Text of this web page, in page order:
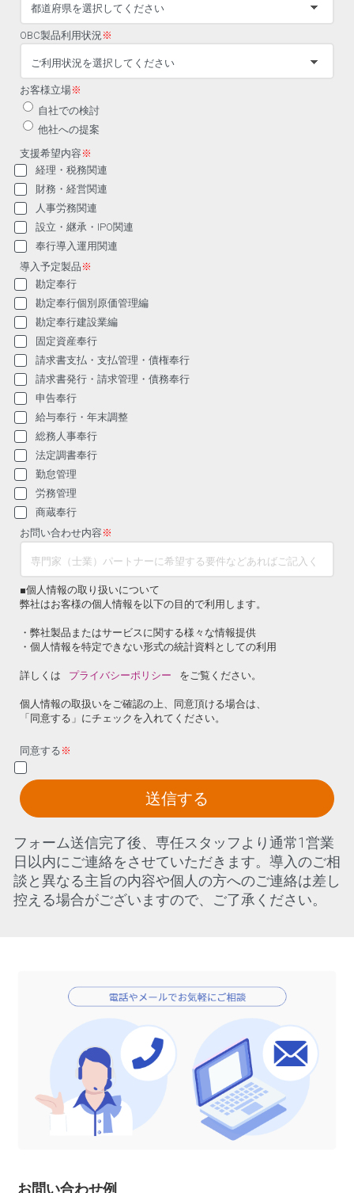
OBC製品利用状況 ※
お客様立場※
自社での検討
他社への提案
支援希望内容 ※
経理・税務関連
財務・経営関連
人事労務関連
設立・継承・IPO関連
奉行導入運用関連
導入予定製品 ※
勘定奉行
勘定奉行個別原価管理編
勘定奉行建設業編
固定資産奉行
請求書支払・支払管理・債権奉行
請求書発行・請求管理・債務奉行
申告奉行
給与奉行・年末調整
総務人事奉行
法定調書奉行
勤怠管理
労務管理
商蔵奉行
お問い合わせ内容 ※
■個人情報の取り扱いについて
弊社はお客様の個人情報を以下の目的で利用します。
・弊社製品またはサービスに関する様々な情報提供
・個人情報を特定できない形式の統計資料としての利用
詳しくは プライバシーポリシー をご覧ください。
個人情報の取扱いをご確認の上、同意頂ける場合は、
「同意する」にチェックを入れてください。
同意する ※
送信する
フォーム送信完了後、専任スタッフより通常1営業
日以内にご連絡をさせていただきます。導入のご相
談と異なる主旨の内容や個人の方へのご連絡は差し
控える場合がございますので、ご了承ください。
お問い合わせ例